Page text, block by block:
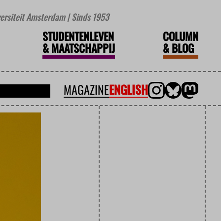
Amsterdam | Sinds 1953
STUDENTENLEVEN
&MAATSCHAPPIJ
COLUMN
&BLOG
MAGAZINEENGLISH